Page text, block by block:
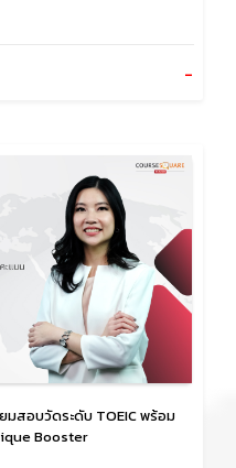
-
สอบวัดระดับ TOEIC พร้อม
Booster